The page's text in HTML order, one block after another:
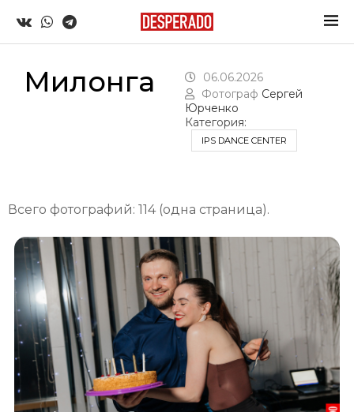
Милонга
06.06.2026
Фотограф Сергей
Юрченко
Категория:
IPS DANCE CENTER
Всего фотографий: 114 (одна страница).